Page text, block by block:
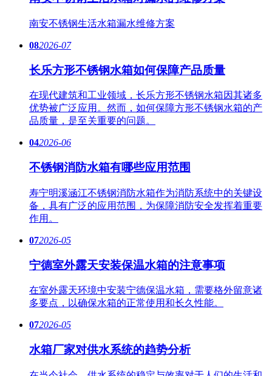
南安​不锈钢生活水箱漏水维修方案
082026-07
长乐方形不锈钢水箱如何保障产品质量
在现代建筑和工业领域，长乐方形不锈钢水箱因其诸多
优势被广泛应用。然而，如何保障方形不锈钢水箱的产
品质量，是至关重要的问题。
042026-06
不锈钢消防水箱有哪些应用范围
寿宁明溪涵江不锈钢消防水箱作为消防系统中的关键设
备，具有广泛的应用范围，为保障消防安全发挥着重要
作用。
072026-05
宁德室外露天安装保温水箱的注意事项
在室外露天环境中安装宁德保温水箱，需要格外留意诸
多要点，以确保水箱的正常使用和长久性能。
072026-05
水箱厂家对供水系统的趋势分析